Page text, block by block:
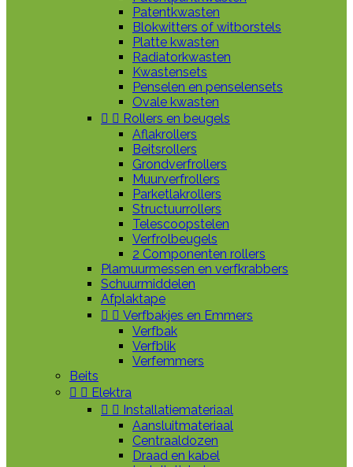
Patentkwasten
Blokwitters of witborstels
Platte kwasten
Radiatorkwasten
Kwastensets
Penselen en penselensets
Ovale kwasten
  Rollers en beugels
Aflakrollers
Beitsrollers
Grondverfrollers
Muurverfrollers
Parketlakrollers
Structuurrollers
Telescoopstelen
Verfrolbeugels
2 Componenten rollers
Plamuurmessen en verfkrabbers
Schuurmiddelen
Afplaktape
  Verfbakjes en Emmers
Verfbak
Verfblik
Verfemmers
Beits
  Elektra
  Installatiemateriaal
Aansluitmateriaal
Centraaldozen
Draad en kabel